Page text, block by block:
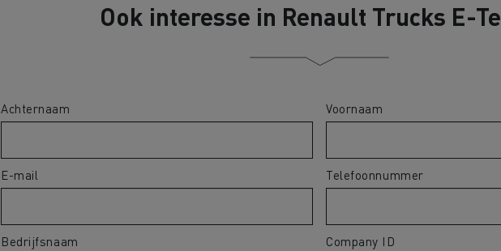
Ook interesse in Renault Trucks E-
Achternaam Voornaam
E-mail Telefoonnummer
Bedrijfsnaam Company ID